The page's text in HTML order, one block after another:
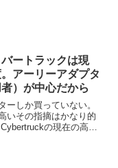
ートラックは現
アーリーアダプタ
）が中心だから
ーしか買っていない。
いその指摘はかなり的
の現在の高満